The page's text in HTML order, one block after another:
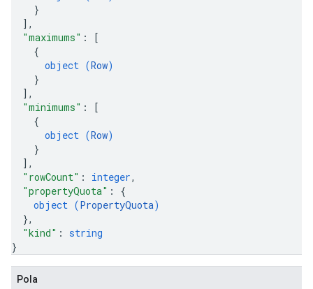
}
] ,
"maximums" :
[
{
object (Row)
}
] ,
"minimums" :
[
{
object (Row)
}
] ,
"rowCount" : integer,
"propertyQuota" : {
object (PropertyQuota)
},
"kind" : string
}
Pola